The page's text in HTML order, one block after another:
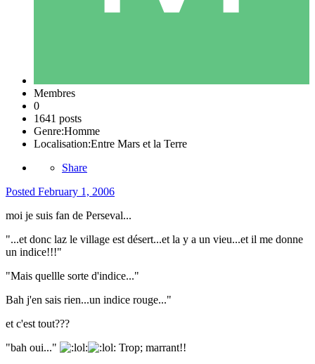
Membres
0
1641 posts
Genre:Homme
Localisation:Entre Mars et la Terre
Share
Posted February 1, 2006
moi je suis fan de Perseval...
"...et donc laz le village est désert...et la y a un vieu...et il me donne
un indice!!!"
"Mais quellle sorte d'indice..."
Bah j'en sais rien...un indice rouge..."
et c'est tout???
"bah oui..."
Trop; marrant!!